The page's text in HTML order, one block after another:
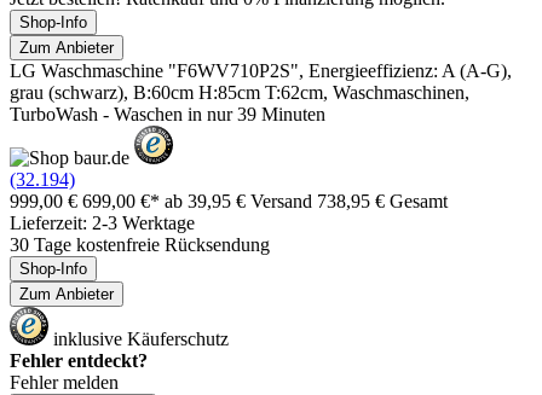
Shop-Info
Zum Anbieter
LG Waschmaschine "F6WV710P2S", Energieeffizienz: A (A-G),
grau (schwarz), B:60cm H:85cm T:62cm, Waschmaschinen,
TurboWash - Waschen in nur 39 Minuten
(32.194)
999,00 € 699,00 €* ab 39,95 € Versand 738,95 € Gesamt
Lieferzeit: 2-3 Werktage
30 Tage kostenfreie Rücksendung
Shop-Info
Zum Anbieter
inklusive Käuferschutz
Fehler entdeckt?
Fehler melden